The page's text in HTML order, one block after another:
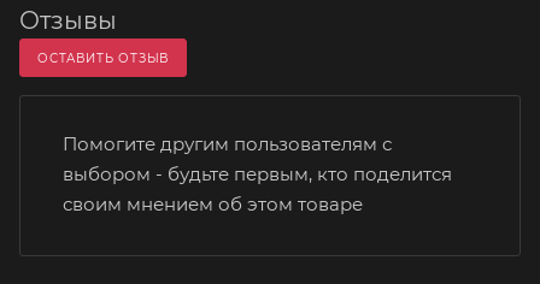
Отзывы
ОСТАВИТЬ ОТЗЫВ
Помогите другим пользователям с
выбором - будьте первым, кто поделится
своим мнением об этом товаре